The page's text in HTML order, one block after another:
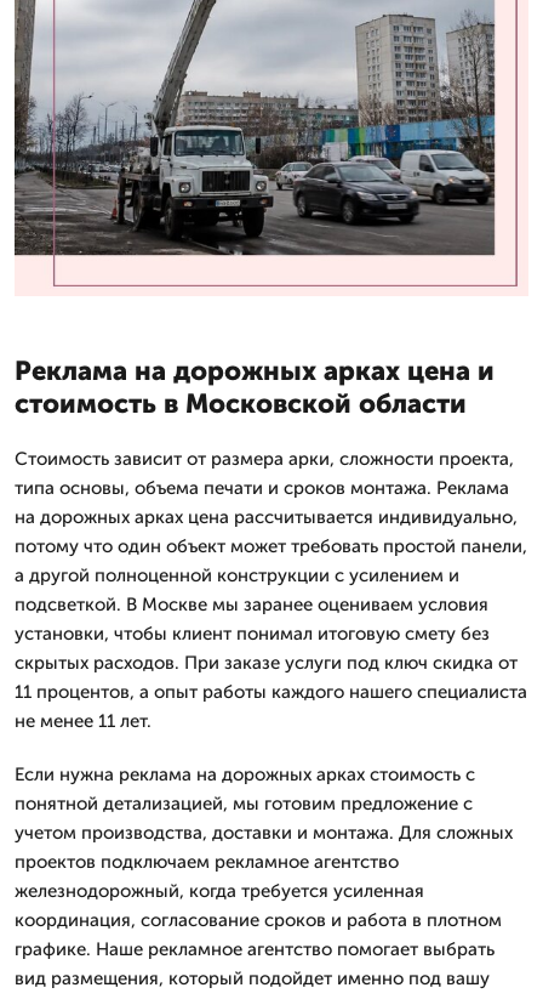
Реклама на дорожных арках цена и
стоимость в Московской области
Стоимость зависит от размера арки, сложности проекта,
типа основы, объема печати и сроков монтажа. Реклама
на дорожных арках цена рассчитывается индивидуально,
потому что один объект может требовать простой панели,
а другой полноценной конструкции с усилением и
подсветкой. В Москве мы заранее оцениваем условия
установки, чтобы клиент понимал итоговую смету без
скрытых расходов. При заказе услуги под ключ скидка от
11 процентов, а опыт работы каждого нашего специалиста
не менее 11 лет.
Если нужна реклама на дорожных арках стоимость с
понятной детализацией, мы готовим предложение с
учетом производства, доставки и монтажа. Для сложных
проектов подключаем рекламное агентство
железнодорожный, когда требуется усиленная
координация, согласование сроков и работа в плотном
графике. Наше рекламное агентство помогает выбрать
вид размещения, который подойдет именно под вашу